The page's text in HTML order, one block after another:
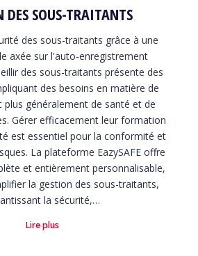
DES SOUS-TRAITANTS
des sous-traitants grâce à une
axée sur l'auto-enregistrement
des sous-traitants présente des
des besoins en matière de
plus généralement de santé et de
Gérer efficacement leur formation
est essentiel pour la conformité et
La plateforme EazySAFE offre
et entièrement personnalisable,
la gestion des sous-traitants,
la sécurité,…
Lire plus